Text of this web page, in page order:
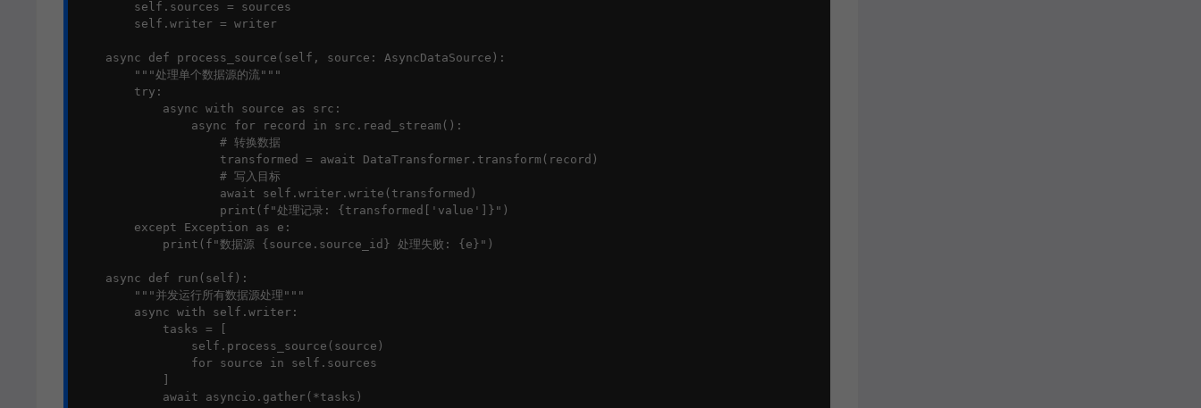
        self.sources = sources
        self.writer = writer
    async def process_source(self, source: AsyncDataSource):
        """处理单个数据源的流"""
        try:
            async with source as src:
                async for record in src.read_stream():
                    # 转换数据
                    transformed = await DataTransformer.transform(record)
                    # 写入目标
                    await self.writer.write(transformed)
                    print(f"处理记录: {transformed['value']}")
        except Exception as e:
            print(f"数据源 {source.source_id} 处理失败: {e}")
    async def run(self):
        """并发运行所有数据源处理"""
        async with self.writer:
            tasks = [
                self.process_source(source)
                for source in self.sources
            await asyncio.gather(*tasks)